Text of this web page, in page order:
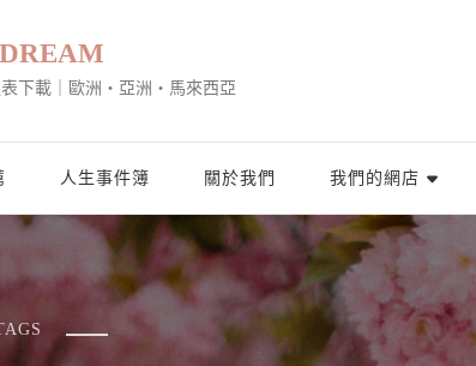
下載｜歐洲・亞洲・馬來西亞
人生事件簿 關於我們 我們的網店